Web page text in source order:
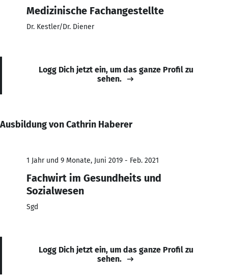
Medizinische Fachangestellte
Dr. Kestler/Dr. Diener
Logg Dich jetzt ein, um das ganze Profil zu
sehen.
Ausbildung von Cathrin Haberer
1 Jahr und 9 Monate, Juni 2019 - Feb. 2021
Fachwirt im Gesundheits und
Sozialwesen
Sgd
Logg Dich jetzt ein, um das ganze Profil zu
sehen.